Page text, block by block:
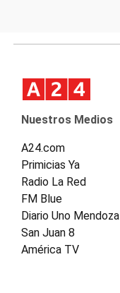
Nuestros Medios
A24.com
Primicias Ya
Radio La Red
FM Blue
Diario Uno Mendoza
San Juan 8
América TV